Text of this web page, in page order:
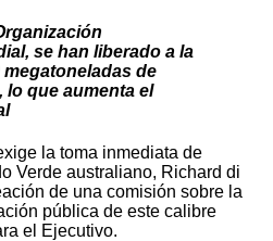
se han liberado a la
de
que aumenta el
la toma inmediata de
Verde australiano, Richard di
de una comisión sobre la
pública de este calibre
el Ejecutivo.